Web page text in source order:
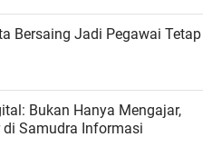
Bersaing Jadi Pegawai Tetap
Bukan Hanya Mengajar,
Samudra Informasi